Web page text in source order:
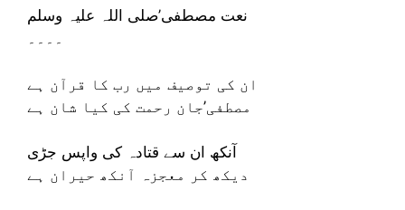
نعت مصطفی’صلی اللہ علیہ وسلم
۔۔۔۔
ان کی توصیف میں رب کا قرآن ہے
مصطفی’جان رحمت کی کیا شان ہے
آنکھ ان سے قتادہ کی واپس جڑی
دیکھ کر معجزہ آنکھ حیران ہے